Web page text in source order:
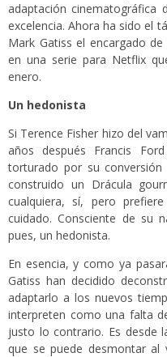
adaptación cinematográfica
excelencia. Ahora ha sido el
Mark Gatiss el encargado
en una serie para Netflix
enero.
Un hedonista
Si Terence Fisher hizo del
años después Francis
torturado por su
construido un Drácula
cualquiera, sí, pero
cuidado. Consciente de su
pues, un hedonista.
En esencia, y como ya
Gatiss han decidido
adaptarlo a los nuevos
interpreten como una falta
justo lo contrario. Es desde
que se puede desmontar al